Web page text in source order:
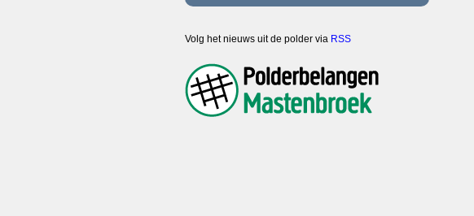
Volg het nieuws uit de polder via RSS